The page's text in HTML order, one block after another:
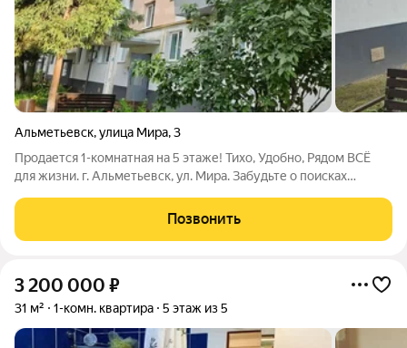
Альметьевск,улица Мира,3
Продается 1-комнатная на 5 этаже! Тихо, Удобно, Рядом ВСЁ
для жизни. г. Альметьевск, ул. Мира. Забудьте о поисках
района Альметьевска, на улице Мира, продается 1-комнатная
квартира. Идеальное
Позвонить
3 200 000 ₽
31 м² 1-комн. квартира 5 этаж из 5